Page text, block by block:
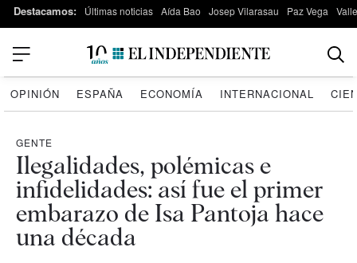
Destacamos: Últimas noticias Aída Bao Josep Vilarasau Paz Vega
OPINIÓN ESPAÑA ECONOMÍA INTERNACIONAL
GENTE
Ilegalidades, polémicas e
infidelidades: así fue el primer
embarazo de Isa Pantoja hace
una década